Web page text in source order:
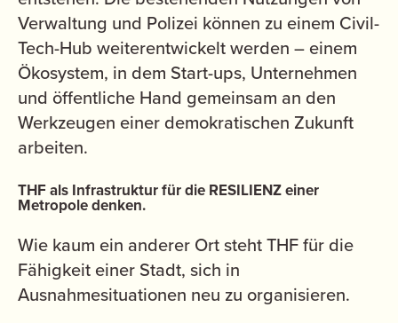
Verwaltung und Polizei können zu einem Civil-
Tech-Hub weiterentwickelt werden – einem
Ökosystem, in dem Start-ups, Unternehmen
und öffentliche Hand gemeinsam an den
Werkzeugen einer demokratischen Zukunft
arbeiten.
THF als Infrastruktur für die RESILIENZ einer
Metropole denken.
Wie kaum ein anderer Ort steht THF für die
Fähigkeit einer Stadt, sich in
Ausnahmesituationen neu zu organisieren.